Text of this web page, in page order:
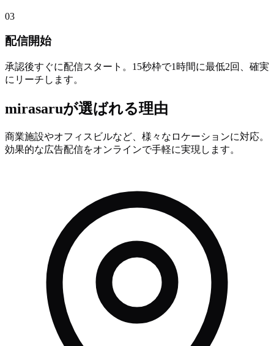
03
配信開始
承認後すぐに配信スタート。15秒枠で1時間に最低2回、確実
にリーチします。
mirasaruが選ばれる理由
商業施設やオフィスビルなど、様々なロケーションに対応。
効果的な広告配信をオンラインで手軽に実現します。